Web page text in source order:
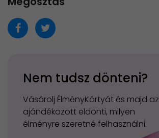
Nem tudsz dönteni?
Vásárolj ÉlményKártyát és majd az
ajándékozott eldönti, milyen
élményre szeretné felhasználni.